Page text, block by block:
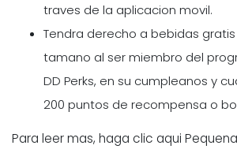
traves de la aplicacion movil.
Tendra derecho a bebidas
tamano al ser miembro del
DD Perks, en su cumpleanos y
200 puntos de recompensa o
Para leer mas, haga clic aqui